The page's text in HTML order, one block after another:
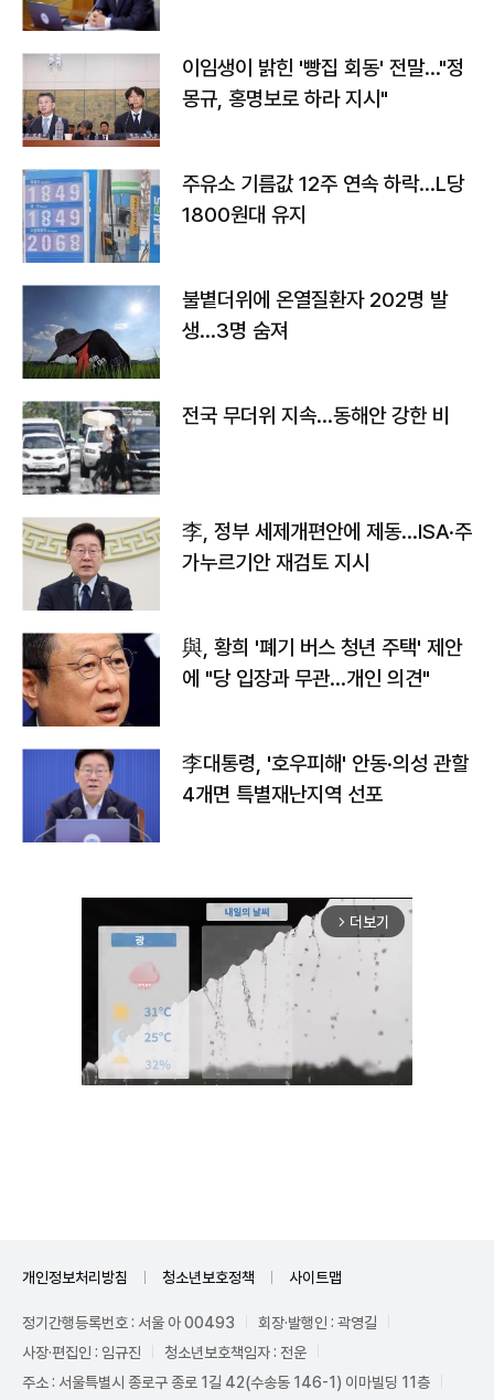
이임생이 밝힌 '빵집 회동' 전말…"정
몽규, 홍명보로 하라 지시"
주유소 기름값 12주 연속 하락…L당
1800원대 유지
불볕더위에 온열질환자 202명 발
생…3명 숨져
전국 무더위 지속…동해안 강한 비
李, 정부 세제개편안에 제동…ISA·주
가누르기안 재검토 지시
與, 황희 '폐기 버스 청년 주택' 제안
에 "당 입장과 무관…개인 의견"
李대통령, '호우피해' 안동·의성 관할
4개면 특별재난지역 선포
arrow_forward_ios 더보기
개인정보처리방침 청소년보호정책 사이트맵
정기간행등록번호 : 서울 아 00493
회장·발행인 : 곽영길
사장·편집인 : 임규진
청소년보호책임자 : 전운
주소 : 서울특별시 종로구 종로 1길 42(수송동 146-1) 이마빌딩 11층